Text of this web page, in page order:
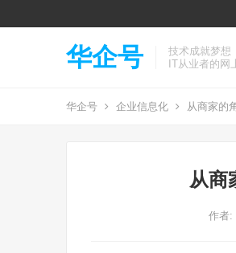
华企号
技术成就梦想
IT从业者的网
华企号 企业信息化 从商家的
从商
作者: